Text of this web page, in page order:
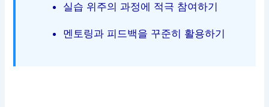
실습 위주의 과정에 적극 참여하기
멘토링과 피드백을 꾸준히 활용하기